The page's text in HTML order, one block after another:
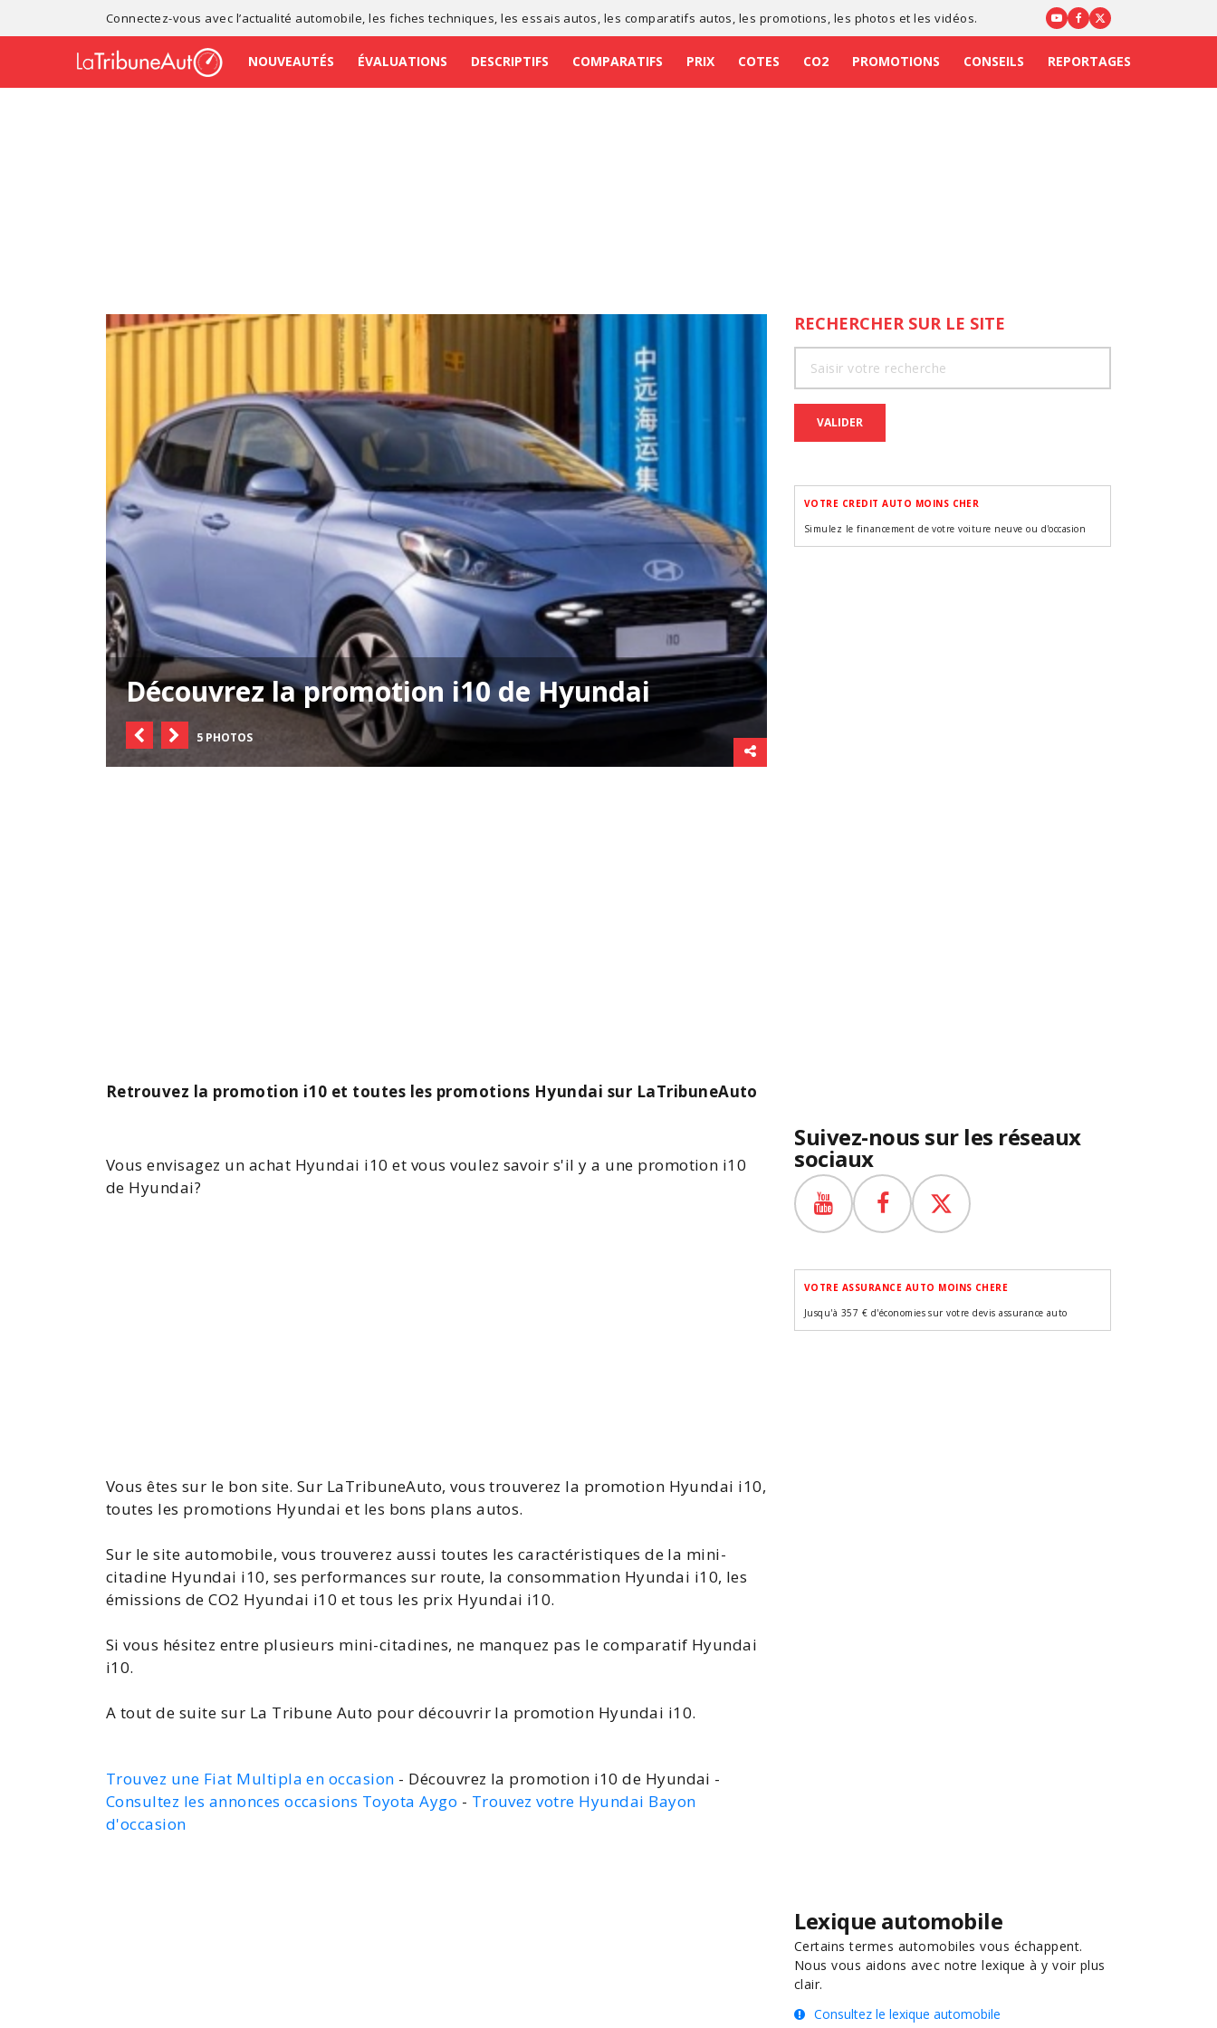
Connectez-vous avec l’actualité automobile , lesfiches techniques , lesessais autos , les comparatifs autos , les promotions , les photos et les vidéos.
NOUVEAUTÉS ÉVALUATIONS DESCRIPTIFS COMPARATIFS PRIX COTES CO2 PROMOTIONS CONSEILS REPORTAGES
Découvrez la promotion i10 de Hyundai
5 PHOTOS
Retrouvez la promotion i10 et toutes les promotions Hyundai sur LaTribuneAuto
Vous envisagez un achat Hyundai i10 et vous voulez savoir s'il y a une promotion i10
de Hyundai?
Vous êtes sur le bon site. Sur LaTribuneAuto, vous trouverez la promotion Hyundai i10,
toutes les promotions Hyundai et les bons plans autos.
Sur le site automobile, vous trouverez aussi toutes les caractéristiques de la mini-
citadine Hyundai i10, ses performances sur route, laconsommation Hyundai i10, les
émissions deCO2 Hyundai i10 et tous les prix Hyundai i10.
Si vous hésitez entre plusieurs mini-citadines, ne manquez pas le comparatif Hyundai
i10.
A tout de suite sur La Tribune Auto pour découvrir la promotion Hyundai i10.
Trouvez une Fiat Multipla en occasion - Découvrez la promotion i10 de Hyundai -
Consultez les annonces occasions Toyota Aygo - Trouvez votre Hyundai Bayon
d'occasion
RECHERCHER SUR LE SITE
VALIDER
VOTRE CREDIT AUTO MOINS CHER
Simulez le financement de votre voiture neuve ou d'occasion
Suivez-nous sur les réseaux
sociaux
VOTRE ASSURANCE AUTO MOINS CHERE
Jusqu'à 357 € d'économies sur votre devis assurance auto
Lexique automobile
Certains termes automobiles vous échappent.
Nous vous aidons avec notre lexique à y voir plus
clair.
Consultez le lexique automobile